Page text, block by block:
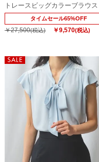
トレースビッグカラーブラウス
タイムセール65%OFF
￥27,500(税込) ￥9,570(税込)